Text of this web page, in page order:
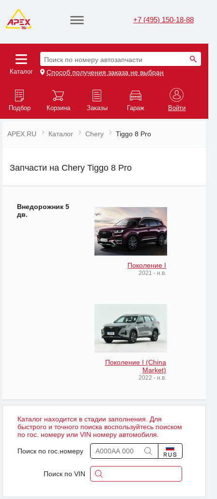
+7 (495) 150-18-88
Каталог
Поиск по номеру автозапчасти
Способ получения заказа не выбран
Подбор Корзина Заказы Гараж Войти
APEX.RU Каталог Chery Tiggo 8 Pro
Запчасти на Chery Tiggo 8 Pro
Внедорожник 5
дв.
Поколение I
2021 - н.в.
Поколение I (China
Market)
2022 - н.в.
Каталог находится в стадии заполнения. Для
быстрого и точного поиска воспользуйтесь поиском
по гос. номеру или VIN номеру автомобиля.
Поиск по гос.номеру
Поиск по VIN